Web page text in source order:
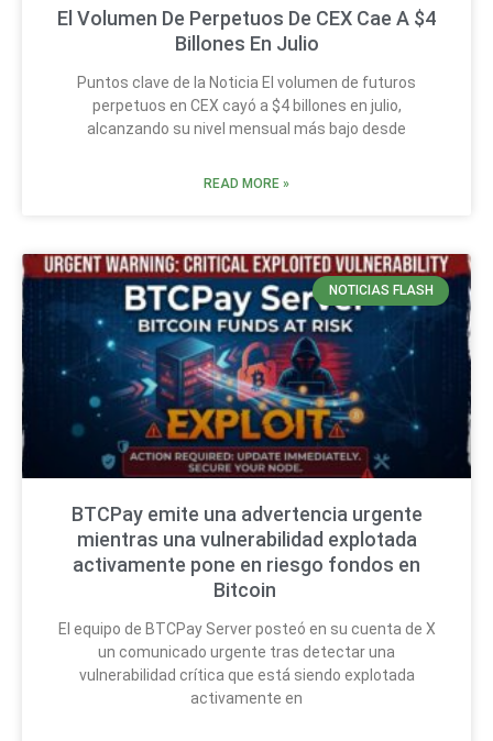
El Volumen De Perpetuos De CEX Cae A $4
Billones En Julio
Puntos clave de la Noticia El volumen de futuros
perpetuos en CEX cayó a $4 billones en julio,
alcanzando su nivel mensual más bajo desde
READ MORE »
NOTICIAS FLASH
BTCPay emite una advertencia urgente
mientras una vulnerabilidad explotada
activamente pone en riesgo fondos en
Bitcoin
El equipo de BTCPay Server posteó en su cuenta de X
un comunicado urgente tras detectar una
vulnerabilidad crítica que está siendo explotada
activamente en